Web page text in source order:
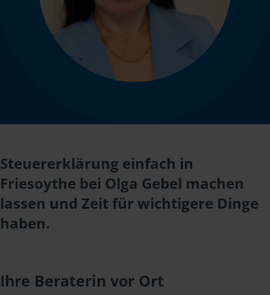
Steuererklärung einfach in
Friesoythe bei Olga Gebel machen
lassen und Zeit für wichtigere Dinge
haben.
Ihre Beraterin vor Ort